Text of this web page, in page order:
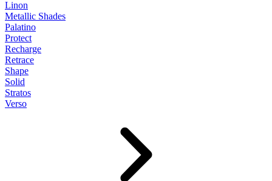
Linon
Metallic Shades
Palatino
Protect
Recharge
Retrace
Shape
Solid
Stratos
Verso